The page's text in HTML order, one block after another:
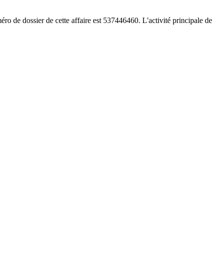
de dossier de cette affaire est 537446460. L'activité principale de